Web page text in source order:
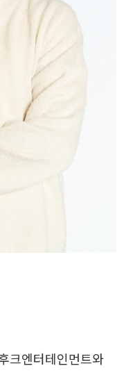
크엔터테인먼트와